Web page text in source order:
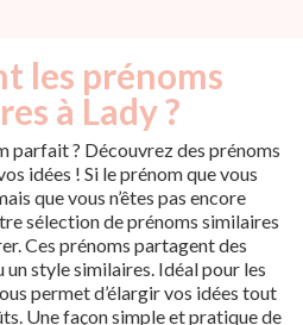
les prénoms
à Lady ?
parfait ? Découvrez des prénoms
idées ! Si le prénom que vous
que vous n’êtes pas encore
sélection de prénoms similaires
Ces prénoms partagent des
style similaires. Idéal pour les
permet d’élargir vos idées tout
Une façon simple et pratique de